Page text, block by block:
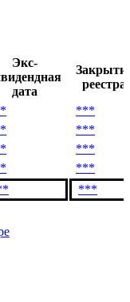
Экс-
дата
реестра
***
***
***
***
***